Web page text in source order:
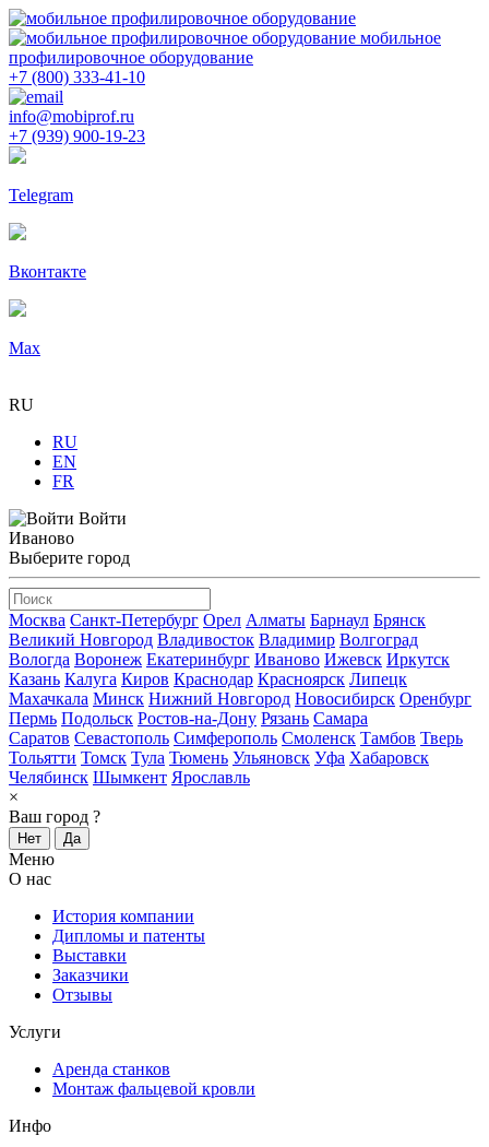
мобильное
профилировочное оборудование
+7 (800) 333-41-10
info@mobiprof.ru
+7 (939) 900-19-23
Telegram
Вконтакте
Max
RU
RU
EN
FR
Войти
Иваново
Выберите город
Москва Санкт-Петербург Орел Алматы Барнаул Брянск
Великий Новгород Владивосток Владимир Волгоград
Вологда Воронеж Екатеринбург Иваново Ижевск Иркутск
Казань Калуга Киров Краснодар Красноярск Липецк
Махачкала Минск Нижний Новгород Новосибирск Оренбург
Пермь Подольск Ростов-на-Дону Рязань Самара
Саратов Севастополь Симферополь Смоленск Тамбов Тверь
Тольятти Томск Тула Тюмень Ульяновск Уфа Хабаровск
Челябинск Шымкент Ярославль
×
Ваш город ?
Нет Да
Меню
О нас
История компании
Дипломы и патенты
Выставки
Заказчики
Отзывы
Услуги
Аренда станков
Монтаж фальцевой кровли
Инфо